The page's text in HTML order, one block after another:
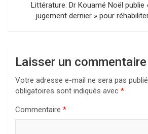
Littérature: Dr Kouamé Noël publie
jugement dernier » pour
Laisser un commentaire
Votre adresse e-mail ne sera pas
obligatoires sont indiqués avec *
Commentaire *